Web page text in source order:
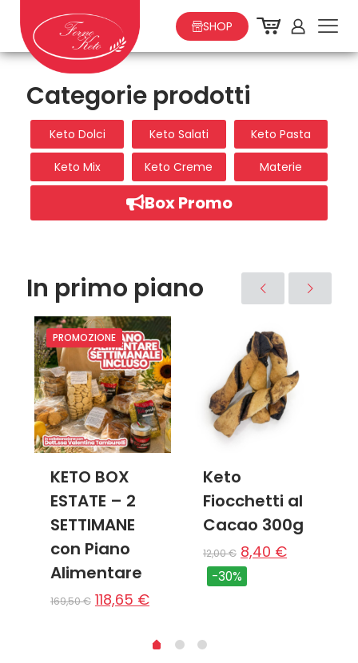
SHOP
Categorie prodotti
Keto Dolci Keto Salati Keto Pasta
Keto Mix Keto Creme Materie
Box Promo
In primo piano
attuale
PROMOZIONE
KETO BOX
ESTATE – 2
SETTIMANE
con Piano
Alimentare
169,50€ Il
originale
118,65 €Il
attuale
Keto
Fiocchetti al
Cacao 300g
12,00€ 8,40 €
-30%